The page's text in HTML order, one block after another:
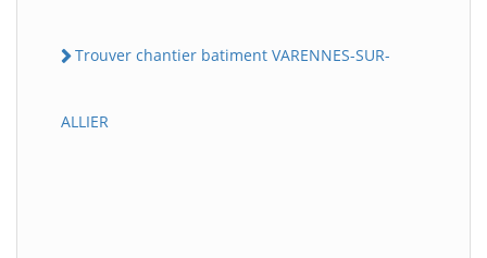
Trouver chantier batiment VARENNES-SUR-
ALLIER